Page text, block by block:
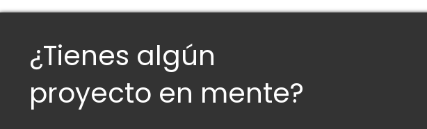
¿Tienes algún
proyecto en mente?